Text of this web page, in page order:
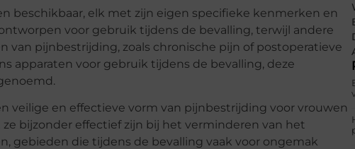
beschikbaar, elk met zijn eigen specifieke kenmerken en
voor gebruik tijdens de bevalling, terwijl andere
van pijnbestrijding, zoals chronische pijn of postoperatieve
apparaten voor gebruik tijdens de bevalling, deze
veilige en effectieve vorm van pijnbestrijding voor vrouwen
bijzonder effectief zijn bij het verminderen van het
gebieden die tijdens de bevalling vaak voor ongemak